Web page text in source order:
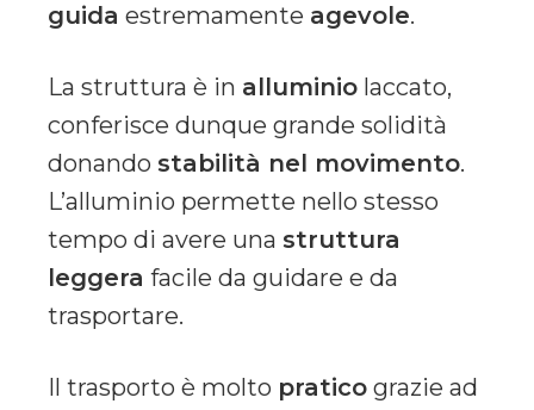
guida estremamente agevole.
La struttura è in alluminio laccato,
conferisce dunque grande solidità
donando stabilità nel movimento.
L’alluminio permette nello stesso
tempo di avere una struttura
leggera facile da guidare e da
trasportare.
Il trasporto è molto pratico grazie ad